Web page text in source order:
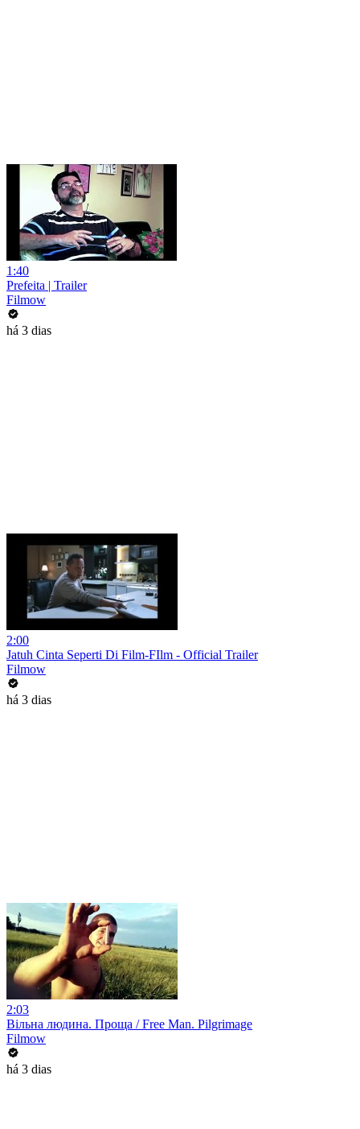
1:40
Prefeita | Trailer
Filmow
há 3 dias
2:00
Jatuh Cinta Seperti Di Film-FIlm - Official Trailer
Filmow
há 3 dias
2:03
Вільна людина. Проща / Free Man. Pilgrimage
Filmow
há 3 dias